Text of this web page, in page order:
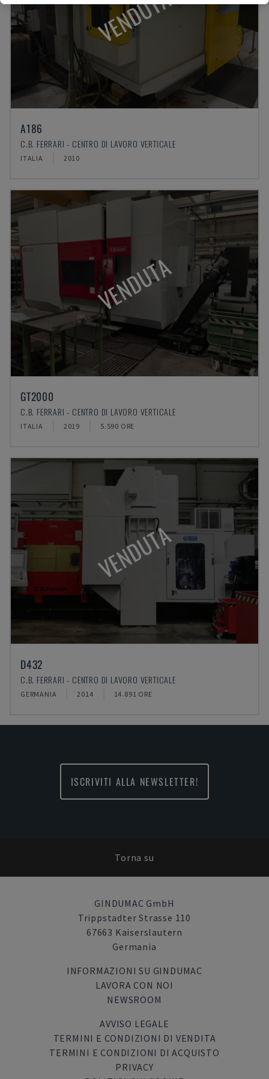
VENDUTA
A186
C.B. FERRARI - CENTRO DI LAVORO VERTICALE
ITALIA 2010
VENDUTA
GT2000
C.B. FERRARI - CENTRO DI LAVORO VERTICALE
ITALIA 2019 5.590 ORE
VENDUTA
D432
C.B. FERRARI - CENTRO DI LAVORO VERTICALE
GERMANIA 2014 14.891 ORE
ISCRIVITI ALLA NEWSLETTER!
Torna su
GINDUMAC GmbH
Trippstadter Strasse 110
67663 Kaiserslautern
Germania
INFORMAZIONI SU GINDUMAC
LAVORA CON NOI
NEWSROOM
AVVISO LEGALE
TERMINI E CONDIZIONI DI VENDITA
TERMINI E CONDIZIONI DI ACQUISTO
PRIVACY